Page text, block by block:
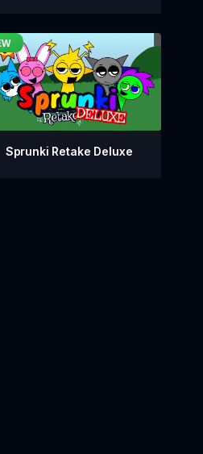
Sprunki Retake Deluxe